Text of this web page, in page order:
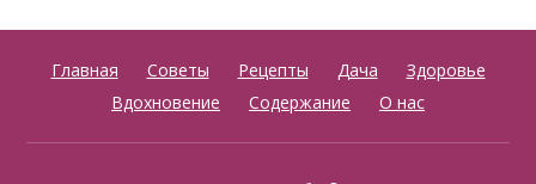
Главная Советы Рецепты Дача
Здоровье
Вдохновение
Содержание О нас